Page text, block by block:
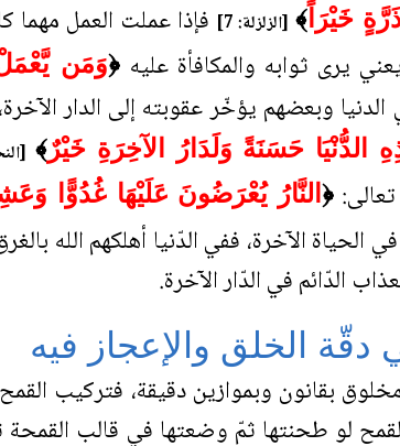
خَيْرَاً ﴾ [الزلزلة: 7]
فإذا عملت العمل مهما
يرى ثوابه والمكافأة عليه ﴿وَمَن
وبعضهم يؤخّر عقوبته إلى الدار
حَسَنَةً وَلَدَارُ الآخِرَةِ خَيْرٌ﴾
﴿النَّارُ ‌يُعْرَضُونَ عَلَيْهَا غُدُوًّا
في الحياة الآخرة، ففي الدّنيا أهلكهم الله
الدّائم في الدّار الآخرة.
الخلق والإعجاز فيه
بقانون وبموازين دقيقة، فتركيب
لو طحنتها ثمّ وضعتها في قالب